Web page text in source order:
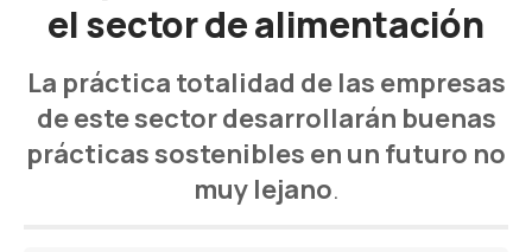
el sector de alimentación
La práctica totalidad de las empresas
de este sector desarrollarán buenas
prácticas sostenibles en un futuro no
muy lejano.